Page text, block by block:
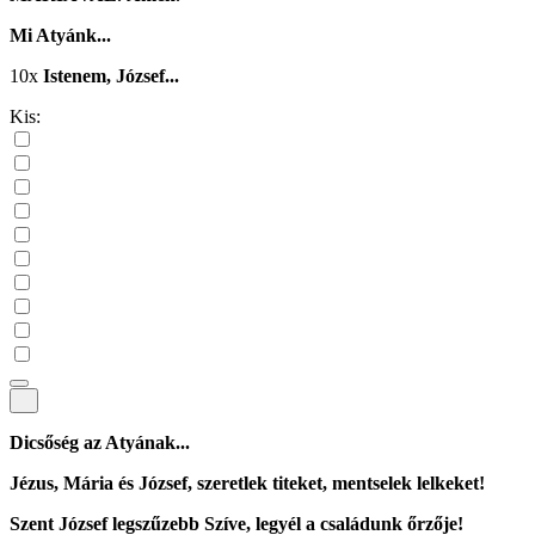
Mi Atyánk...
10x Istenem, József...
Kis:
Dicsőség az Atyának...
Jézus, Mária és József, szeretlek titeket, mentselek lelkeket!
Szent József legszűzebb Szíve, legyél a családunk őrzője!